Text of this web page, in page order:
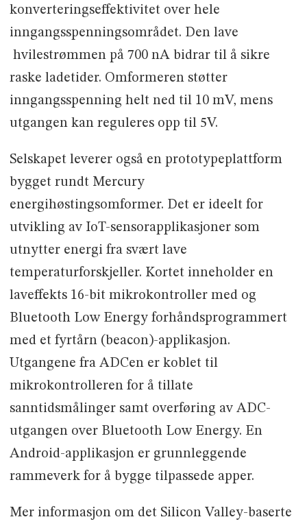
konverteringseffektivitet over hele
inngangsspenningsområdet. Den lave
hvilestrømmen på 700 nA bidrar til å sikre
raske ladetider. Omformeren støtter
inngangsspenning helt ned til 10 mV, mens
utgangen kan reguleres opp til 5V.
Selskapet leverer også en prototypeplattform
bygget rundt Mercury
energihøstingsomformer. Det er ideelt for
utvikling av IoT-sensorapplikasjoner som
utnytter energi fra svært lave
temperaturforskjeller. Kortet inneholder en
laveffekts 16-bit mikrokontroller med og
Bluetooth Low Energy forhåndsprogrammert
med et fyrtårn (beacon)-applikasjon.
Utgangene fra ADCen er koblet til
mikrokontrolleren for å tillate
sanntidsmålinger samt overføring av ADC-
utgangen over Bluetooth Low Energy. En
Android-applikasjon er grunnleggende
rammeverk for å bygge tilpassede apper.
Mer informasjon om det Silicon Valley-baserte